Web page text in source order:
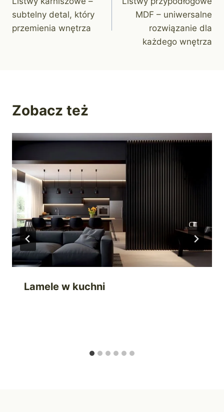
wpisu
subtelny detal, który
przemienia wnętrza
MDF – uniwersalne
rozwiązanie dla
każdego wnętrza
Zobacz też
Lamele w kuchni